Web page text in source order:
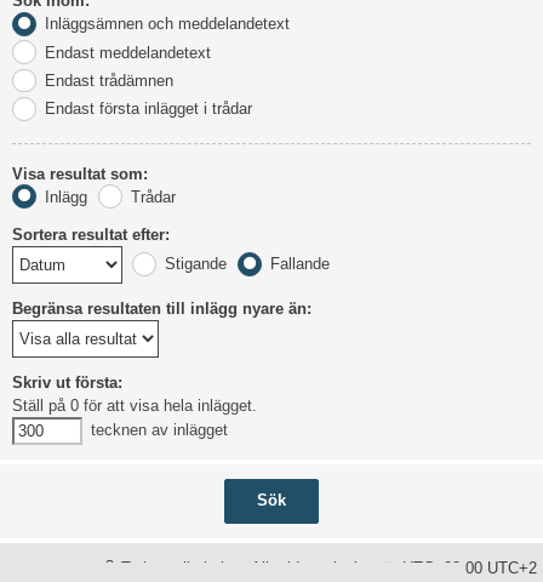
Inläggsämnen och meddelandetext
Endast meddelandetext
Endast trådämnen
Endast första inlägget i trådar
Visa resultat som:
Inlägg
Trådar
Sortera resultat efter:
Stigande
Fallande
Begränsa resultaten till inlägg nyare än:
Skriv ut första:
Ställ på 0 för att visa hela inlägget.
tecknen av inlägget
Alla tidsangivelser är UTC+02:00 UTC+2
Ta bort alla kakor